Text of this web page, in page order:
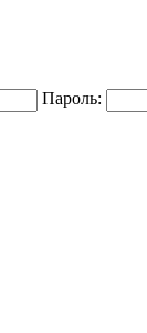
Пароль: